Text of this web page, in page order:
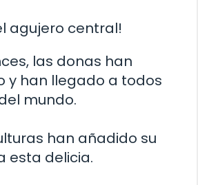
agujero central!
las donas han
y han llegado a todos
mundo.
han añadido su
esta delicia.